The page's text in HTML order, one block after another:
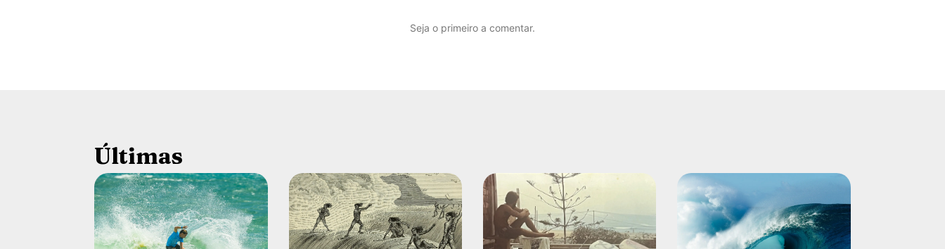
Seja o primeiro a comentar.
Últimas